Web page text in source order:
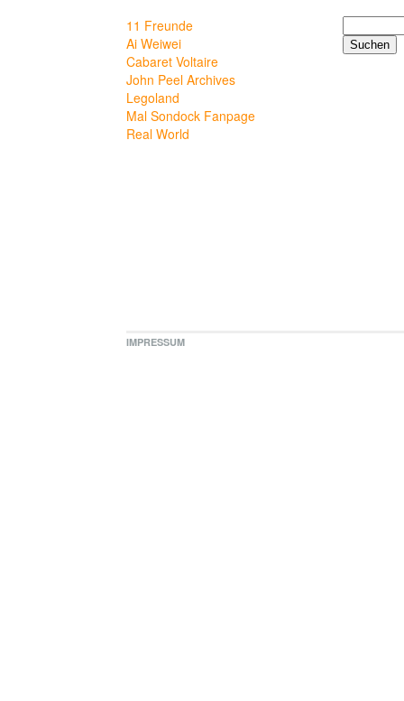
11 Freunde
Ai Weiwei
Cabaret Voltaire
John Peel Archives
Legoland
Mal Sondock Fanpage
Real World
Suchen
nach:
IMPRESSUM